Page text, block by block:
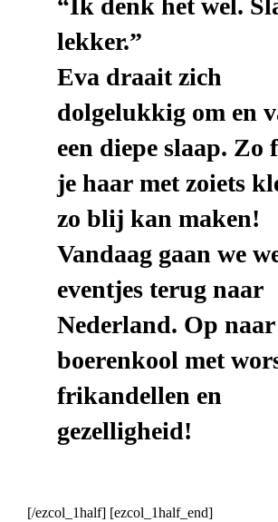
“Ik denk het wel.
lekker.”
Eva draait zich
dolgelukkig om en
een diepe slaap. Zo
je haar met zoiets
zo blij kan maken!
Vandaag gaan we
eventjes terug naar
Nederland. Op
boerenkool met
frikandellen en
gezelligheid!
[/ezcol_1half] [ezcol_1half_end]